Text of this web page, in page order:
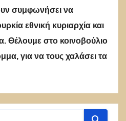
συμφωνήσει να
εθνική κυριαρχία και
Θέλουμε στο κοινοβούλιο
για να τους χαλάσει τα